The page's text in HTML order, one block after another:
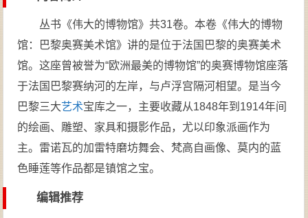
丛书《伟大的博物馆》共31卷。本卷《伟大的博物
馆：巴黎奥赛美术馆》讲的是位于法国巴黎的奥赛美术
馆。这座曾被誉为“欧洲最美的博物馆”的奥赛博物馆座落
于法国巴黎赛纳河的左岸，与卢浮宫隔河相望。是当今
巴黎三大艺术宝库之一，主要收藏从1848年到1914年间
的绘画、雕塑、家具和摄影作品，尤以印象派画作为
主。雷诺瓦的加雷特磨坊舞会、梵高自画像、莫内的蓝
色睡莲等作品都是镇馆之宝。
编辑推荐